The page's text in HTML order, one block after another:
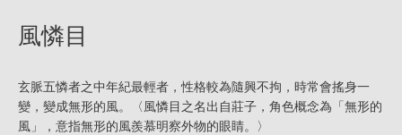
風憐目
玄脈五憐者之中年紀最輕者，性格較為隨興不拘，時常會搖身一
變，變成無形的風。〈風憐目之名出自莊子，角色概念為「無形的
風」，意指無形的風羨慕明察外物的眼睛。〉